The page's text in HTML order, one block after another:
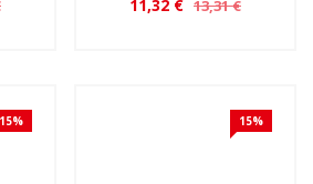
11,32 € 13,31 €
15% 15%